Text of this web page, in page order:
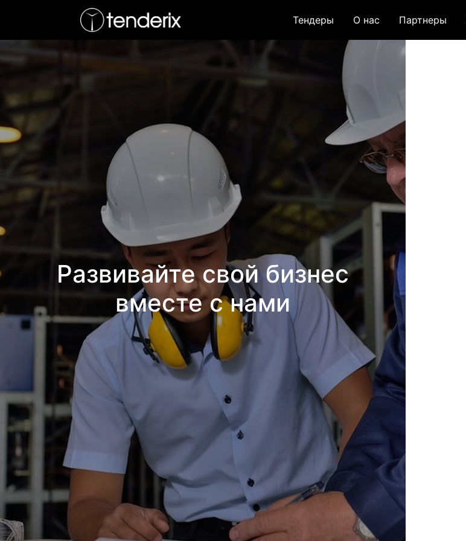
Тендеры О нас Партнеры
Развивайте свой бизнес
вместе с нами